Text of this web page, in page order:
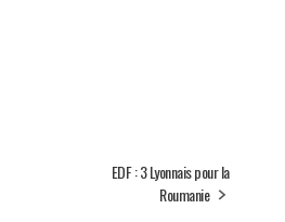
EDF : 3 Lyonnais pour la
Roumanie